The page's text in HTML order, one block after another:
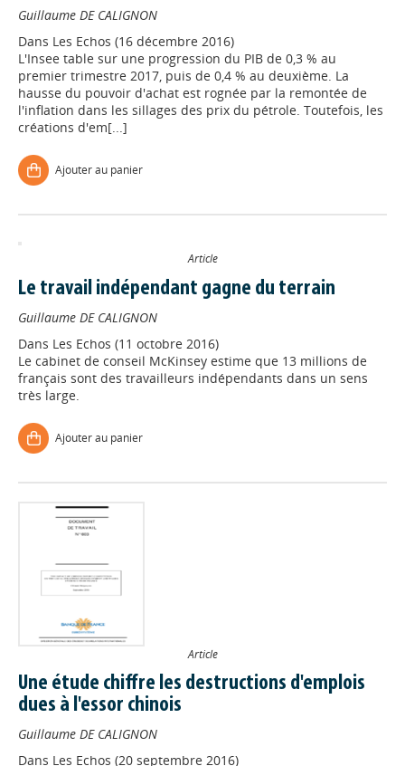
Guillaume DE CALIGNON
Dans Les Echos (16 décembre 2016)
L'Insee table sur une progression du PIB de 0,3 % au
premier trimestre 2017, puis de 0,4 % au deuxième. La
hausse du pouvoir d'achat est rognée par la remontée de
l'inflation dans les sillages des prix du pétrole. Toutefois, les
créations d'em[...]
Ajouter au panier
Article
Le travail indépendant gagne du terrain
Guillaume DE CALIGNON
Dans Les Echos (11 octobre 2016)
Le cabinet de conseil McKinsey estime que 13 millions de
français sont des travailleurs indépendants dans un sens
très large.
Ajouter au panier
Article
Une étude chiffre les destructions d'emplois
dues à l'essor chinois
Guillaume DE CALIGNON
Dans Les Echos (20 septembre 2016)